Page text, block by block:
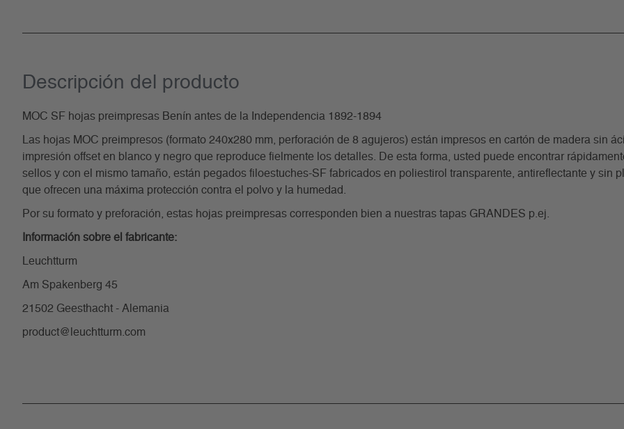
Descripción del producto
MOC SF hojas preimpresas Benín antes de la Independencia 1892-1894
Las hojas MOC preimpresos (formato 240x280 mm, perforación de 8 agujeros) están impresos en cartón de madera sin
impresión offset en blanco y negro que reproduce fielmente los detalles. De esta forma, usted puede encontrar
sellos y con el mismo tamaño, están pegados filoestuches-SF fabricados en poliestirol transparente, antireflectante y sin
que ofrecen una máxima protección contra el polvo y la humedad.
Por su formato y preforación, estas hojas preimpresas corresponden bien a nuestras tapas GRANDES p.ej.
Información sobre el fabricante:
Leuchtturm
Am Spakenberg 45
21502 Geesthacht - Alemania
product@leuchtturm.com